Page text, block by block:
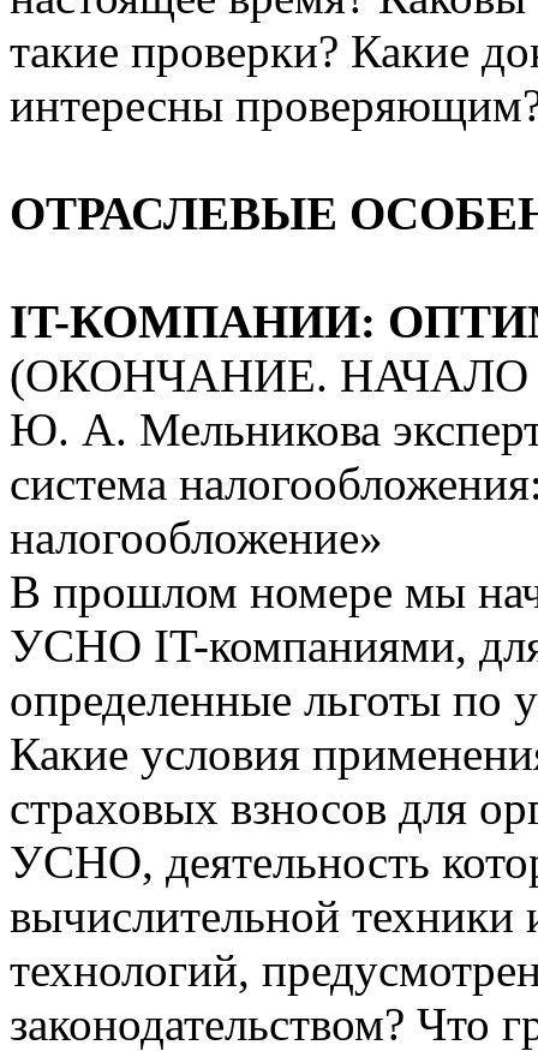
такие проверки? Какие
интересны
ОТРАСЛЕВЫЕ
IT-КОМПАНИИ:
(ОКОНЧАНИЕ. НАЧАЛО
Ю. А. Мельникова
система
налогообложение»
В прошлом номере мы
УСНО IT-компаниями,
определенные льготы по
Какие условия
страховых взносов для
УСНО, деятельность
вычислительной
технологий,
законодательством? Что